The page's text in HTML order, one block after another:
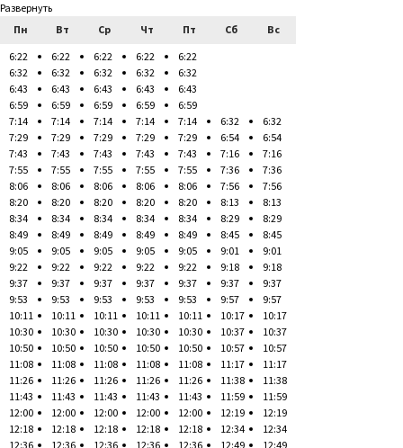
Развернуть
Пн
Вт Ср Чт Пт Сб
Вс
6:22
6:32
6:43
6:59
7:14
7:29
7:43
7:55
8:06
8:20
8:34
8:49
9:05
9:22
9:37
9:53
10:11
10:30
10:50
11:08
11:26
11:43
12:00
12:18
12:36
6:22
6:32
6:43
6:59
7:14
7:29
7:43
7:55
8:06
8:20
8:34
8:49
9:05
9:22
9:37
9:53
10:11
10:30
10:50
11:08
11:26
11:43
12:00
12:18
12:36
6:22
6:32
6:43
6:59
7:14
7:29
7:43
7:55
8:06
8:20
8:34
8:49
9:05
9:22
9:37
9:53
10:11
10:30
10:50
11:08
11:26
11:43
12:00
12:18
12:36
6:22
6:32
6:43
6:59
7:14
7:29
7:43
7:55
8:06
8:20
8:34
8:49
9:05
9:22
9:37
9:53
10:11
10:30
10:50
11:08
11:26
11:43
12:00
12:18
12:36
6:22
6:32
6:43
6:59
7:14
7:29
7:43
7:55
8:06
8:20
8:34
8:49
9:05
9:22
9:37
9:53
10:11
10:30
10:50
11:08
11:26
11:43
12:00
12:18
12:36
6:32
6:54
7:16
7:36
7:56
8:13
8:29
8:45
9:01
9:18
9:37
9:57
10:17
10:37
10:57
11:17
11:38
11:59
12:19
12:34
12:49
6:32
6:54
7:16
7:36
7:56
8:13
8:29
8:45
9:01
9:18
9:37
9:57
10:17
10:37
10:57
11:17
11:38
11:59
12:19
12:34
12:49